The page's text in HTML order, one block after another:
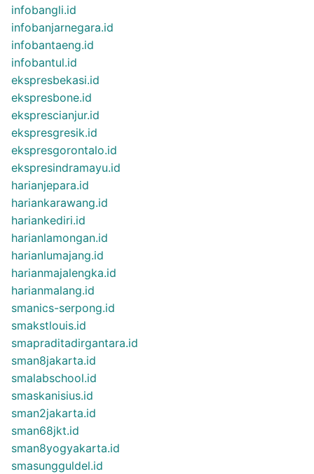
infobangli.id
infobanjarnegara.id
infobantaeng.id
infobantul.id
ekspresbekasi.id
ekspresbone.id
eksprescianjur.id
ekspresgresik.id
ekspresgorontalo.id
ekspresindramayu.id
harianjepara.id
hariankarawang.id
hariankediri.id
harianlamongan.id
harianlumajang.id
harianmajalengka.id
harianmalang.id
smanics-serpong.id
smakstlouis.id
smapraditadirgantara.id
sman8jakarta.id
smalabschool.id
smaskanisius.id
sman2jakarta.id
sman68jkt.id
sman8yogyakarta.id
smasungguldel.id